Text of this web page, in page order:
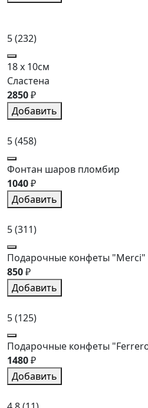
5(232)
18 x 10см
Сластена
2850₽
Добавить
5(458)
Фонтан шаров пломбир
1040₽
Добавить
5(311)
Подарочные конфеты "Merci"
850₽
Добавить
5(125)
Подарочные конфеты
1480₽
Добавить